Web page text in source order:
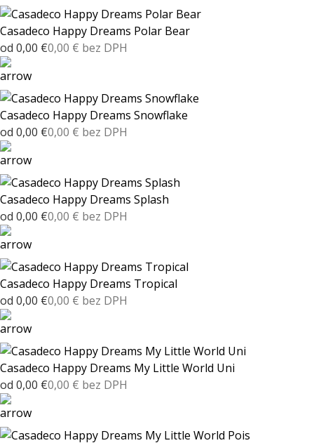
Casadeco Happy Dreams Polar Bear
od 0,00 €0,00 € bez DPH
Casadeco Happy Dreams Snowflake
od 0,00 €0,00 € bez DPH
Casadeco Happy Dreams Splash
od 0,00 €0,00 € bez DPH
Casadeco Happy Dreams Tropical
od 0,00 €0,00 € bez DPH
Casadeco Happy Dreams My Little World Uni
od 0,00 €0,00 € bez DPH